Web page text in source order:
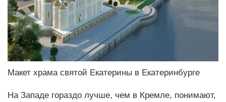
Макет храма святой Екатерины в Екатеринбурге
На Западе гораздо лучше, чем в Кремле, понимают,